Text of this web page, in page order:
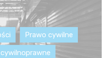
Prawo cywilne